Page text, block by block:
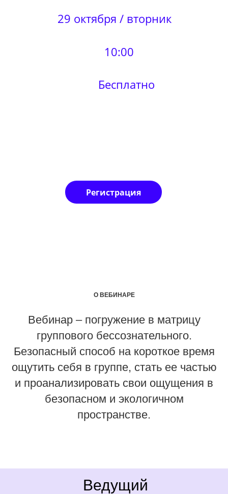
Регистрация
29 октября / вторник
10:00
Бесплатно
О ВЕБИНАРЕ
Вебинар – погружение в матрицу
группового бессознательного.
Безопасный способ на короткое время
ощутить себя в группе, стать ее частью
и проанализировать свои ощущения в
безопасном и экологичном
пространстве.
Ведущий